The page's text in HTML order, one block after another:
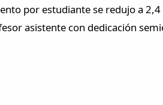
por estudiante se redujo a
asistente con dedicación